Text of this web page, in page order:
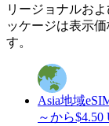
リージョナルお
ッケージは表示
す。
Asia地域
～から$4.50